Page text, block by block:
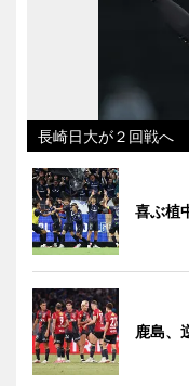
長崎日大が２回戦へ
喜ぶ植
鹿島、